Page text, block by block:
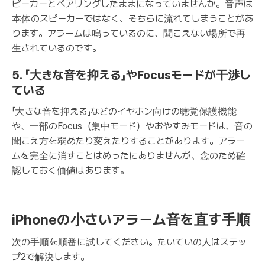
ピーカーとペアリングしたままになっていませんか。音声は
本体のスピーカーではなく、そちらに流れてしまうことがあ
ります。アラームは鳴っているのに、聞こえない場所で再
生されているのです。
5. 「大きな音を抑える」やFocusモードが干渉し
ている
「大きな音を抑える」などのイヤホン向けの聴覚保護機能
や、一部のFocus（集中モード）やおやすみモードは、音の
聞こえ方を弱めたり変えたりすることがあります。アラー
ムを完全に消すことはめったにありませんが、念のため確
認しておく価値はあります。
iPhoneの小さいアラーム音を直す手順
次の手順を順番に試してください。たいていの人はステッ
プ2で解決します。